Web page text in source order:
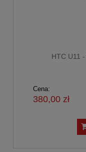
HTC U11
Cena:
380,00 zł